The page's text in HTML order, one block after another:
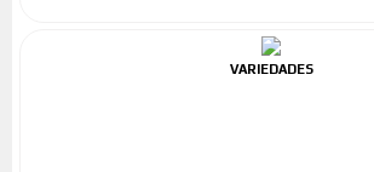
VARIEDADES